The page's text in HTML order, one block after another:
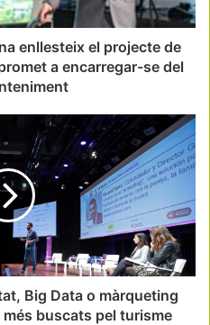
enllesteix el projecte de
a encarregar-se del
Big Data o màrqueting
buscats pel turisme